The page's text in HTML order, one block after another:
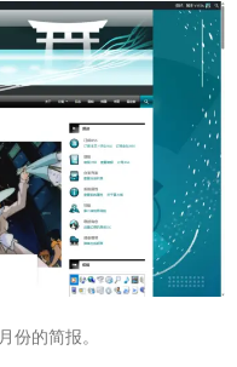
份的简报。